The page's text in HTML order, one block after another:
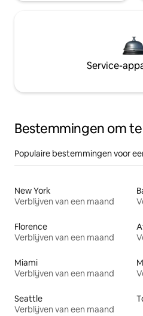
Service-
Bestemmingen om
Populaire bestemmingen voor
New York
Verblijven van een maand
Florence
Verblijven van een maand
Miami
Verblijven van een maand
Seattle
Verblijven van een maand